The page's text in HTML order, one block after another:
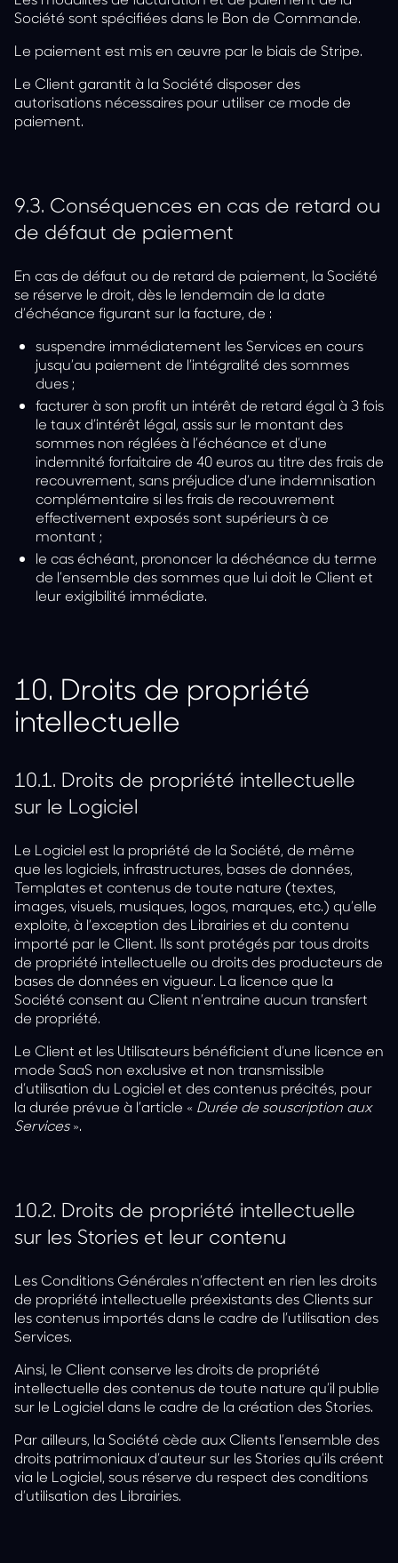
Société sont spécifiées dans le Bon de Commande.
Le paiement est mis en œuvre par le biais de Stripe.
Le Client garantit à la Société disposer des
autorisations nécessaires pour utiliser ce mode de
paiement.
9.3. Conséquences en cas de retard ou
de défaut de paiement
En cas de défaut ou de retard de paiement, la Société
se réserve le droit, dès le lendemain de la date
d’échéance figurant sur la facture, de :
suspendre immédiatement les Services en cours
jusqu’au paiement de l’intégralité des sommes
dues ;
facturer à son profit un intérêt de retard égal à 3 fois
le taux d’intérêt légal, assis sur le montant des
sommes non réglées à l’échéance et d’une
indemnité forfaitaire de 40 euros au titre des frais de
recouvrement, sans préjudice d’une indemnisation
complémentaire si les frais de recouvrement
effectivement exposés sont supérieurs à ce
montant ;
le cas échéant, prononcer la déchéance du terme
de l’ensemble des sommes que lui doit le Client et
leur exigibilité immédiate.
10. Droits de propriété
intellectuelle
10.1. Droits de propriété intellectuelle
sur le Logiciel
Le Logiciel est la propriété de la Société, de même
que les logiciels, infrastructures, bases de données,
Templates et contenus de toute nature (textes,
images, visuels, musiques, logos, marques, etc.) qu’elle
exploite, à l’exception des Librairies et du contenu
importé par le Client. Ils sont protégés par tous droits
de propriété intellectuelle ou droits des producteurs de
bases de données en vigueur. La licence que la
Société consent au Client n’entraine aucun transfert
de propriété.
Le Client et les Utilisateurs bénéficient d’une licence en
mode SaaS non exclusive et non transmissible
d’utilisation du Logiciel et des contenus précités, pour
la durée prévue à l’article « Durée de souscription aux
Services».
10.2. Droits de propriété intellectuelle
sur les Stories et leur contenu
Les Conditions Générales n’affectent en rien les droits
de propriété intellectuelle préexistants des Clients sur
les contenus importés dans le cadre de l’utilisation des
Services.
Ainsi, le Client conserve les droits de propriété
intellectuelle des contenus de toute nature qu’il publie
sur le Logiciel dans le cadre de la création des Stories.
Par ailleurs, la Société cède aux Clients l’ensemble des
droits patrimoniaux d’auteur sur les Stories qu’ils créent
via le Logiciel, sous réserve du respect des conditions
d’utilisation des Librairies.